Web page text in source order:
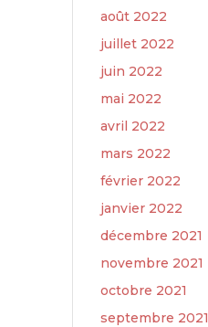
août 2022
juillet 2022
juin 2022
mai 2022
avril 2022
mars 2022
février 2022
janvier 2022
décembre 2021
novembre 2021
octobre 2021
septembre 2021